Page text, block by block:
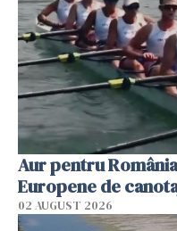
Aur pentru
Europene de
02 AUGUST 2026